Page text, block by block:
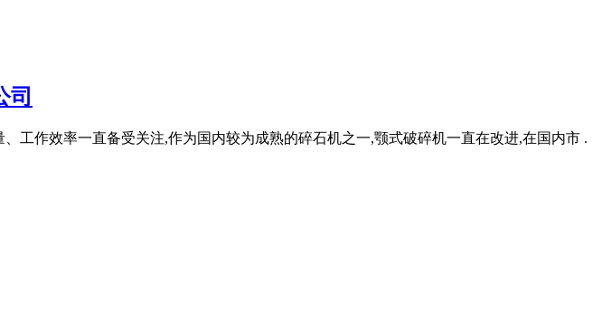
司
工作效率一直备受关注,作为国内较为成熟的碎石机之一,颚式破碎机一直在改进,在国内市 .